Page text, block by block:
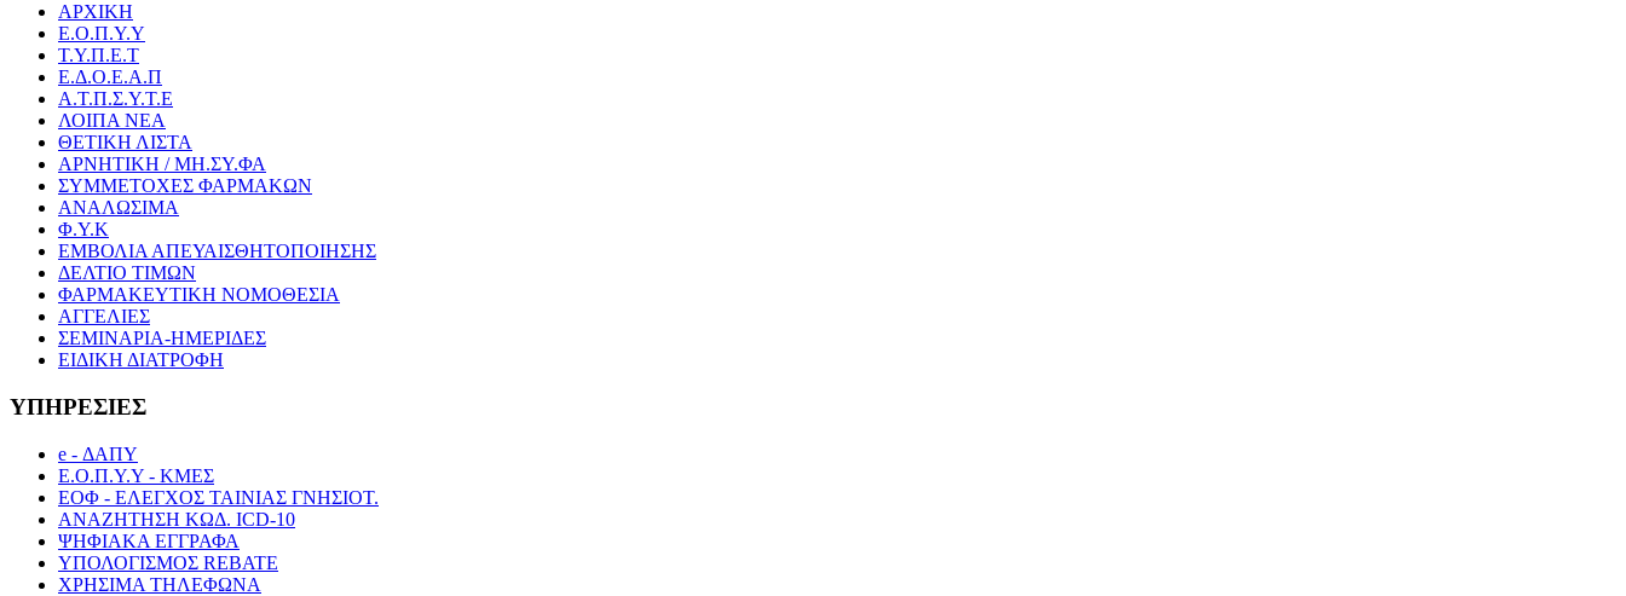
ΑΡΧΙΚΗ
Ε.Ο.Π.Υ.Υ
Τ.Υ.Π.Ε.Τ
Ε.Δ.Ο.Ε.Α.Π
Α.Τ.Π.Σ.Υ.Τ.Ε
ΛΟΙΠΑ ΝΕΑ
ΘΕΤΙΚΗ ΛΙΣΤΑ
ΑΡΝΗΤΙΚΗ / ΜΗ.ΣΥ.ΦΑ
ΣΥΜΜΕΤΟΧΕΣ ΦΑΡΜΑΚΩΝ
ΑΝΑΛΩΣΙΜΑ
Φ.Υ.Κ
ΕΜΒΟΛΙΑ ΑΠΕΥΑΙΣΘΗΤΟΠΟΙΗΣΗΣ
ΔΕΛΤΙΟ ΤΙΜΩΝ
ΦΑΡΜΑΚΕΥΤΙΚΗ ΝΟΜΟΘΕΣΙΑ
ΑΓΓΕΛΙΕΣ
ΣΕΜΙΝΑΡΙΑ-ΗΜΕΡΙΔΕΣ
ΕΙΔΙΚΗ ΔΙΑΤΡΟΦΗ
ΥΠΗΡΕΣΙΕΣ
e - ΔΑΠΥ
Ε.Ο.Π.Υ.Υ - ΚΜΕΣ
ΕΟΦ - ΕΛΕΓΧΟΣ ΤΑΙΝΙΑΣ ΓΝΗΣΙΟΤ.
ΑΝΑΖΗΤΗΣΗ ΚΩΔ. ICD-10
ΨΗΦΙΑΚΑ ΕΓΓΡΑΦΑ
ΥΠΟΛΟΓΙΣΜΟΣ REBATE
ΧΡΗΣΙΜΑ ΤΗΛΕΦΩΝΑ